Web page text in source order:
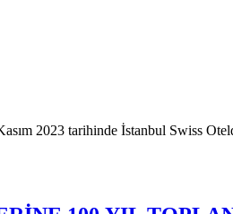
2023 tarihinde İstanbul Swiss